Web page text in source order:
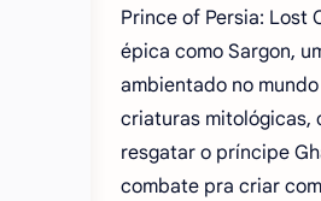
Prince of Persia: Lost
épica como Sargon,
ambientado no
criaturas mitológicas,
resgatar o príncipe
combate pra criar